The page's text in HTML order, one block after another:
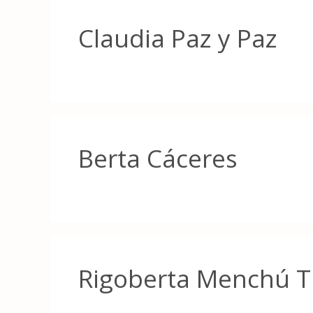
Claudia Paz y Paz
Berta Cáceres
Rigoberta Menchú